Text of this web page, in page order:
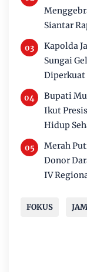
Siantar
Kapolda
Sungai
Diperkuat
Bupati
Ikut
Hidup
Merah
Donor
IV
FOKUS